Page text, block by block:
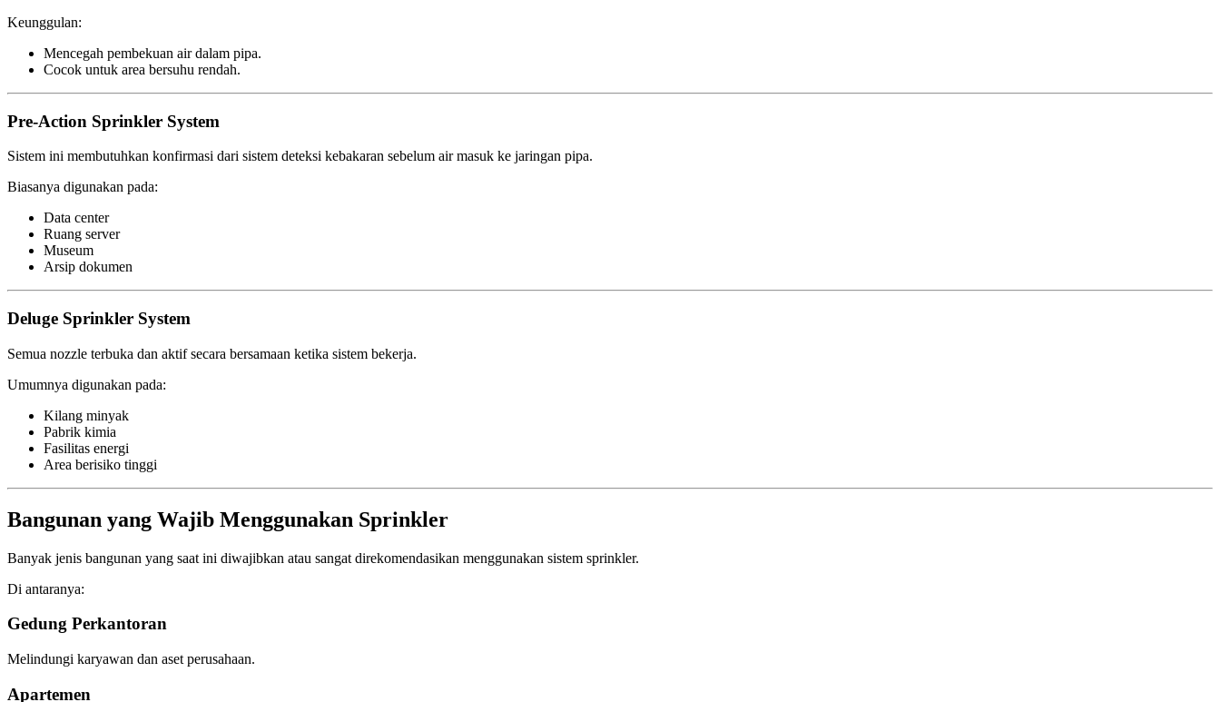
Keunggulan:
Mencegah pembekuan air dalam pipa.
Cocok untuk area bersuhu rendah.
Pre-Action Sprinkler System
Sistem ini membutuhkan konfirmasi dari sistem deteksi kebakaran sebelum air masuk ke jaringan pipa.
Biasanya digunakan pada:
Data center
Ruang server
Museum
Arsip dokumen
Deluge Sprinkler System
Semua nozzle terbuka dan aktif secara bersamaan ketika sistem bekerja.
Umumnya digunakan pada:
Kilang minyak
Pabrik kimia
Fasilitas energi
Area berisiko tinggi
Bangunan yang Wajib Menggunakan Sprinkler
Banyak jenis bangunan yang saat ini diwajibkan atau sangat direkomendasikan menggunakan sistem sprinkler.
Di antaranya:
Gedung Perkantoran
Melindungi karyawan dan aset perusahaan.
Apartemen